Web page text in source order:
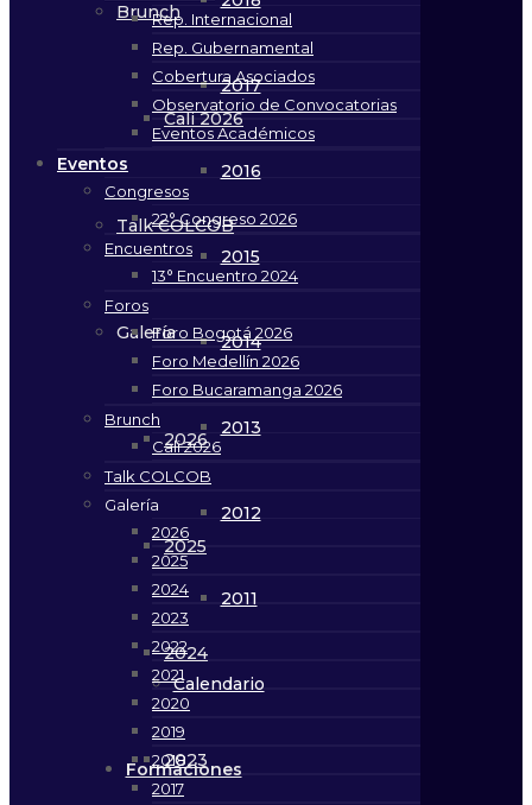
2017
2016
2015
2014
2013
2012
2011
Calendario
Formaciones
Brunch
Cali 2026
Talk COLCOB
Galería
2026
2025
2024
2023
Rep. Internacional
Rep. Gubernamental
Cobertura Asociados
Observatorio de Convocatorias
Eventos Académicos
Eventos
Congresos
22° Congreso 2026
Encuentros
13° Encuentro 2024
Foros
Foro Bogotá 2026
Foro Medellín 2026
Foro Bucaramanga 2026
Brunch
Cali 2026
Talk COLCOB
Galería
2026
2025
2024
2023
2022
2021
2020
2019
2018
2017